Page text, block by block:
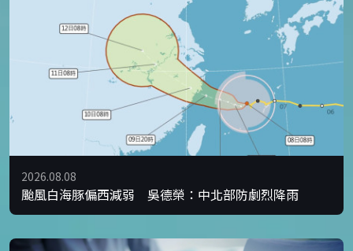
2026.08.08
颱風白海豚偏西減弱 吳德榮：中北部防劇烈降雨